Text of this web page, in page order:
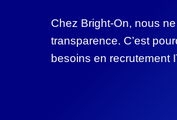
Chez Bright-On, nous
transparence. C’est
besoins en recrutement